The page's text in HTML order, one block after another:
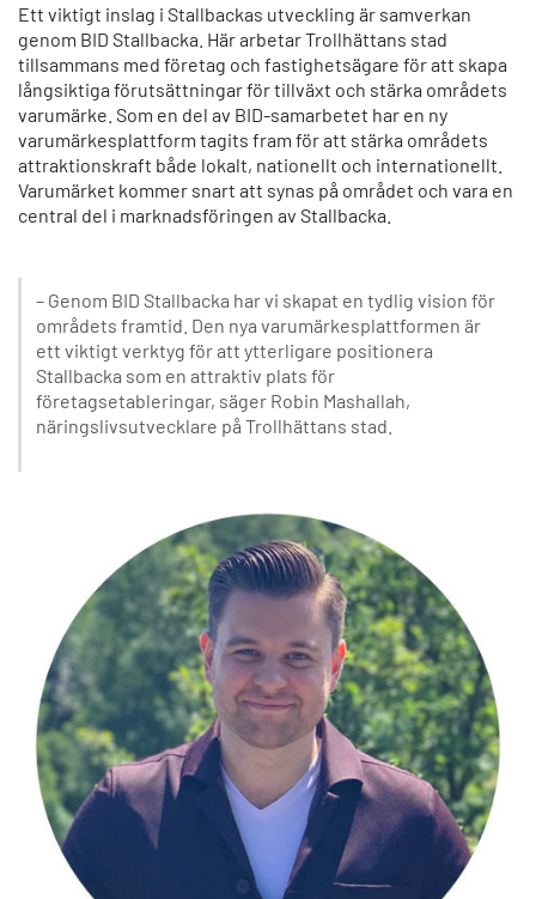
Ett viktigt inslag i Stallbackas utveckling är samverkan
genom BID Stallbacka. Här arbetar Trollhättans stad
tillsammans med företag och fastighetsägare för att skapa
långsiktiga förutsättningar för tillväxt och stärka områdets
varumärke. Som en del av BID-samarbetet har en ny
varumärkesplattform tagits fram för att stärka områdets
attraktionskraft både lokalt, nationellt och internationellt.
Varumärket kommer snart att synas på området och vara en
central del i marknadsföringen av Stallbacka.
– Genom BID Stallbacka har vi skapat en tydlig vision för
områdets framtid. Den nya varumärkesplattformen är
ett viktigt verktyg för att ytterligare positionera
Stallbacka som en attraktiv plats för
företagsetableringar, säger Robin Mashallah,
näringslivsutvecklare på Trollhättans stad.